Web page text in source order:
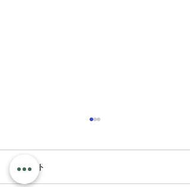
最近のこと
コメント